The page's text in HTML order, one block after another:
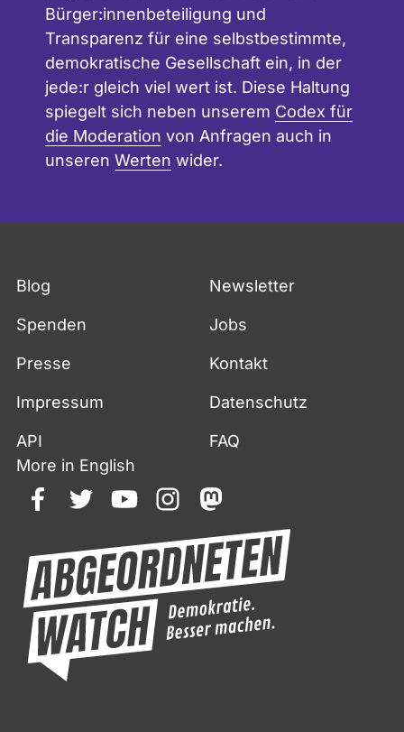
Bürger:innenbeteiligung und
Transparenz für eine selbstbestimmte,
demokratische Gesellschaft ein, in der
jede:r gleich viel wert ist. Diese Haltung
spiegelt sich neben unserem Codex für
die Moderation von Anfragen auch in
unseren Werten wider.
Blog Newsletter
Spenden Jobs
Presse Kontakt
Impressum Datenschutz
API
FAQ
More in English
facebooktwitteryoutubeinstagrammastodon